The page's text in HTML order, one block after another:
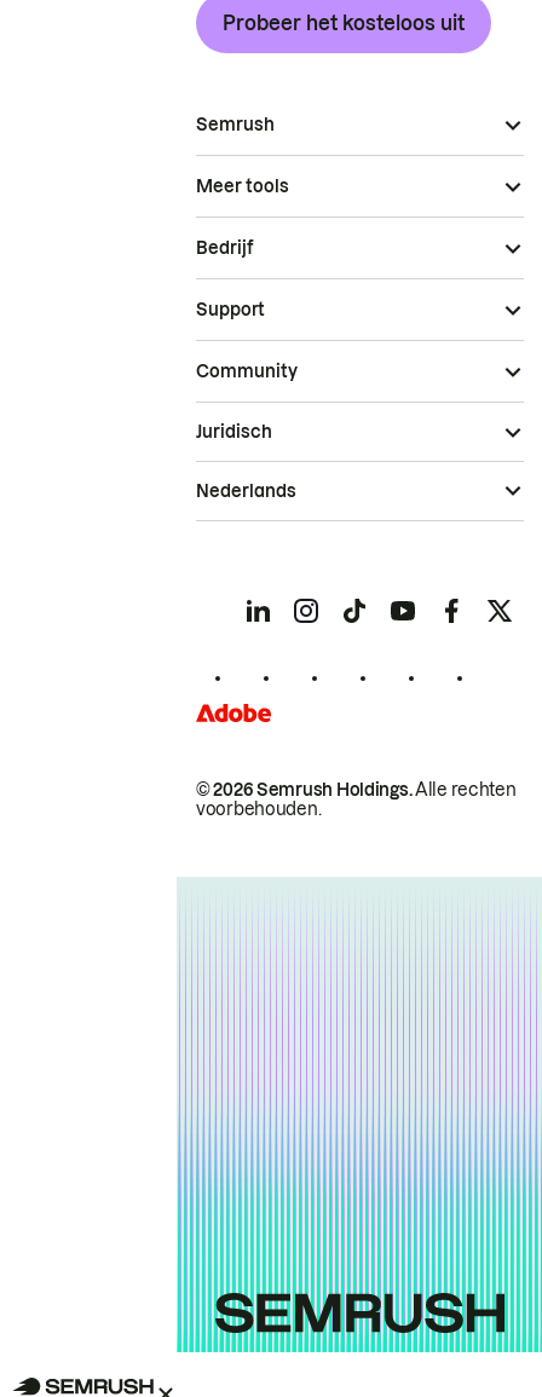
Probeer het kosteloos uit
Semrush
Meer tools
Bedrijf
Support
Community
© 2026 Semrush Holdings.Alle rechten
voorbehouden.
Juridisch
Nederlands